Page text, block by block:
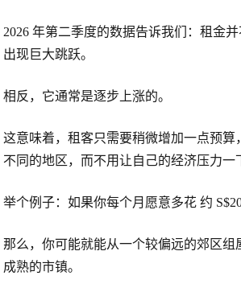
2026 年第二季度的数据告诉我们：租金
出现巨大跳跃。
相反，它通常是逐步上涨的。
这意味着，租客只需要稍微增加一点预算
不同的地区，而不用让自己的经济压力一
举个例子：如果你每个月愿意多花约
那么，你可能就能从一个较偏远的郊区组
成熟的市镇。